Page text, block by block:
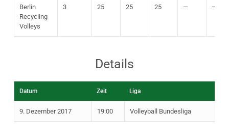
Berlin
Recycling
Volleys
3 25 25 25 — —
Details
Datum Zeit Liga
9. Dezember 2017 19:00 Volleyball Bundesliga